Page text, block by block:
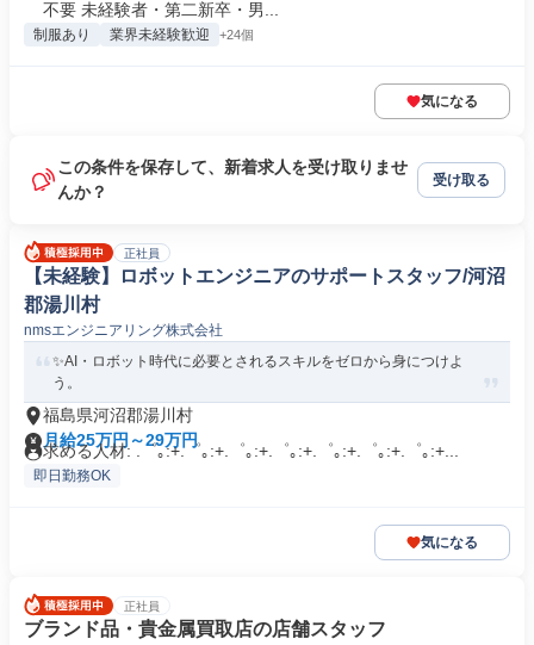
不要 未経験者・第二新卒・男...
制服あり 業界未経験歓迎 +24個
気になる
この条件を保存して、新着求人を受け取りませ
んか？
受け取る
正社員
【未経験】ロボットエンジニアのサポートスタッフ/河沼
郡湯川村
nmsエンジニアリング株式会社
✨AI・ロボット時代に必要とされるスキルをゼロから身につけよ
う。
福島県河沼郡湯川村
月給25万円～29万円
求める人材: .゜｡:+.゜｡:+.゜｡:+.゜｡:+.゜｡:+.゜｡:+.゜｡:+...
即日勤務OK
気になる
正社員
ブランド品・貴金属買取店の店舗スタッフ